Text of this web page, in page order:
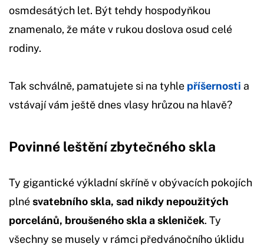
osmdesátých let. Být tehdy hospodyňkou
znamenalo, že máte v rukou doslova osud celé
rodiny.
Tak schválně, pamatujete si na tyhle příšernosti a
vstávají vám ještě dnes vlasy hrůzou na hlavě?
Povinné leštění zbytečného skla
Ty gigantické výkladní skříně v obývacích pokojích
plnésvatebního skla, sad nikdy nepoužitých
porcelánů, broušeného skla a skleniček. Ty
všechny se musely v rámci předvánočního úklidu